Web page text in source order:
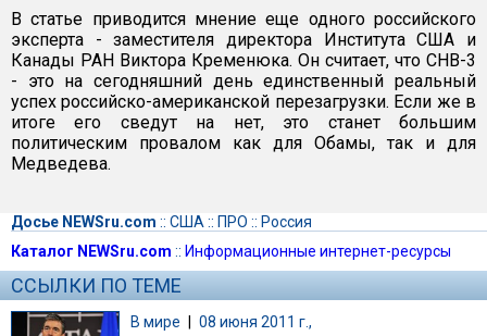
В статье приводится мнение еще одного российского
эксперта - заместителя директора Института США и
Канады РАН Виктора Кременюка. Он считает, что СНВ-3
- это на сегодняшний день единственный реальный
успех российско-американской перезагрузки. Если же в
итоге его сведут на нет, это станет большим
политическим провалом как для Обамы, так и для
Медведева.
Досье NEWSru.com :: США :: ПРО :: Россия
Каталог NEWSru.com :: Информационные интернет-ресурсы
ССЫЛКИ ПО ТЕМЕ
В мире | 08 июня 2011 г.,